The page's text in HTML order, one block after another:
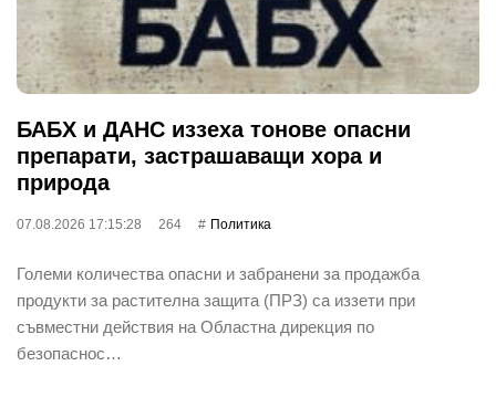
БАБХ и ДАНС иззеха тонове опасни
препарати, застрашаващи хора и
природа
07.08.2026 17:15:28 264 Политика
Големи количества опасни и забранени за продажба
продукти за растителна защита (ПРЗ) са иззети при
съвместни действия на Областна дирекция по
безопаснос…